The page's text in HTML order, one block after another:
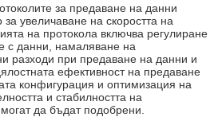
за предаване на данни
увеличаване на скоростта на
на протокола включва регулиране
с данни, намаляване на
разходи при предаване на данни и
ефективност на предаване
конфигурация и оптимизация на
и стабилността на
да бъдат подобрени.